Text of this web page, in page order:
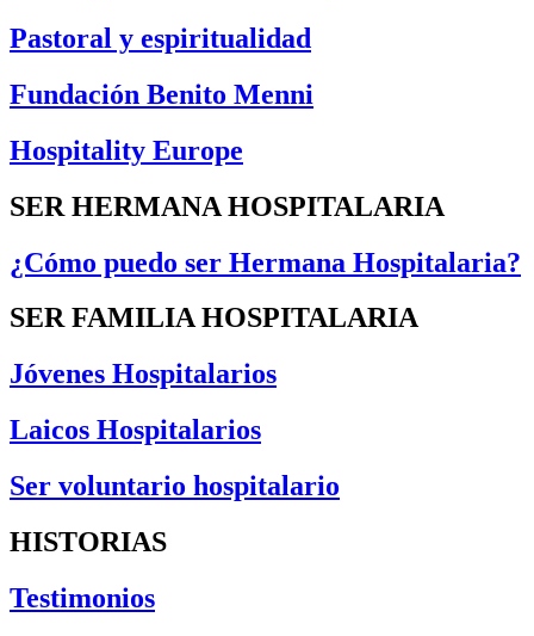
Pastoral y espiritualidad
Fundación Benito Menni
Hospitality Europe
SER HERMANA HOSPITALARIA
¿Cómo puedo ser Hermana Hospitalaria?
SER FAMILIA HOSPITALARIA
Jóvenes Hospitalarios
Laicos Hospitalarios
Ser voluntario hospitalario
HISTORIAS
Testimonios